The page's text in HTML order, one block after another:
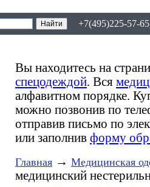
+7(495)225-57-
Вы находитесь на
спецодеждой. Вся
алфавитном порядке.
можно позвонив по
отправив письмо по
или заполнив форму
Главная → Медицинская
медицинский